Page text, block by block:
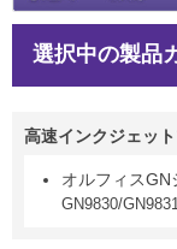
選択中の製品
高速インクジェッ
オルフィスGN
GN9830/